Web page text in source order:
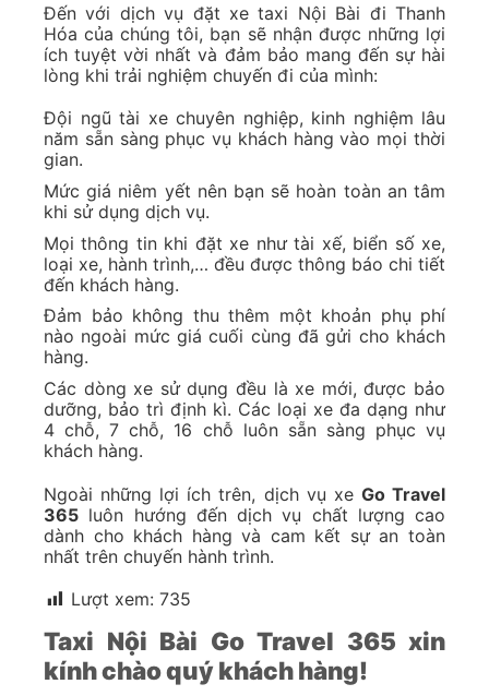
Đến với dịch vụ đặt xe taxi Nội Bài đi Thanh
Hóa của chúng tôi, bạn sẽ nhận được những lợi
ích tuyệt vời nhất và đảm bảo mang đến sự hài
lòng khi trải nghiệm chuyến đi của mình:
Đội ngũ tài xe chuyên nghiệp, kinh nghiệm lâu
năm sẵn sàng phục vụ khách hàng vào mọi thời
gian.
Mức giá niêm yết nên bạn sẽ hoàn toàn an tâm
khi sử dụng dịch vụ.
Mọi thông tin khi đặt xe như tài xế, biển số xe,
loại xe, hành trình,… đều được thông báo chi tiết
đến khách hàng.
Đảm bảo không thu thêm một khoản phụ phí
nào ngoài mức giá cuối cùng đã gửi cho khách
hàng.
Các dòng xe sử dụng đều là xe mới, được bảo
dưỡng, bảo trì định kì. Các loại xe đa dạng như
4 chỗ, 7 chỗ, 16 chỗ luôn sẵn sàng phục vụ
khách hàng.
Ngoài những lợi ích trên, dịch vụ xe Go Travel
365 luôn hướng đến dịch vụ chất lượng cao
dành cho khách hàng và cam kết sự an toàn
nhất trên chuyến hành trình.
Lượt xem: 735
Taxi Nội Bài Go Travel 365 xin
kính chào quý khách hàng!